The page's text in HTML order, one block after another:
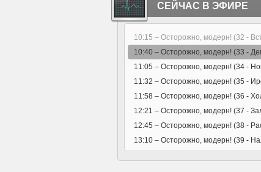
СЕЙЧАС В ЭФИРЕ
10:15 – Осторожно, модерн! (32 -
10:40 – Осторожно, модерн! (33 -
11:05 – Осторожно, модерн! (34 -
11:32 – Осторожно, модерн! (35 -
11:58 – Осторожно, модерн! (36 -
12:21 – Осторожно, модерн! (37 -
12:45 – Осторожно, модерн! (38 -
13:10 – Осторожно, модерн! (39 -